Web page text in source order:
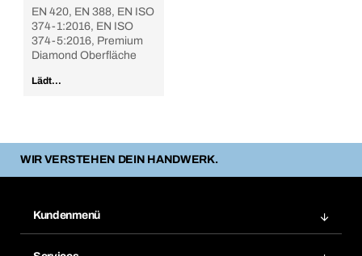
EN 420, EN 388, EN ISO
374-1:2016, EN ISO
374-5:2016, Premium
Diamond Oberfläche
Lädt...
WIR VERSTEHEN DEIN HANDWERK.
Kundenmenü